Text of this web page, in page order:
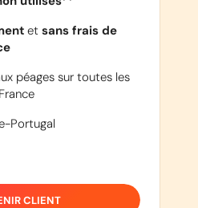
et sans frais de
péages sur toutes les
Portugal
CLIENT